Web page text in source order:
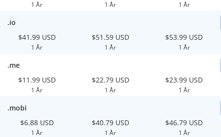
1 År 1 År 1 År
.io
$41.99 USD
1 År
$51.59 USD
1 År
$53.99 USD
1 År
.me
$11.99 USD
1 År
$22.79 USD
1 År
$23.99 USD
1 År
.mobi
$6.88 USD
1 År
$40.79 USD
1 År
$46.79 USD
1 År